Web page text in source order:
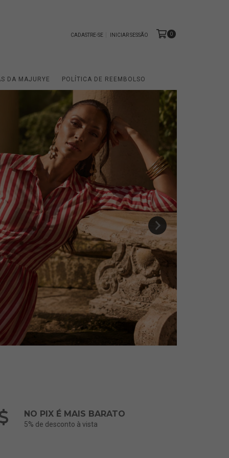
CADASTRE-SE INICIAR SESSÃO 0
DA MAJURYE POLÍTICA DE REEMBOLSO
NO PIX É MAIS BARATO
5% de desconto à vista